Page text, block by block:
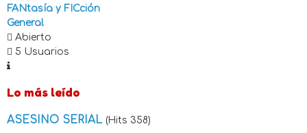
FANtasía y FICción
General
Abierto
5 Usuarios
Lo más leído
ASESINO SERIAL (Hits 358)